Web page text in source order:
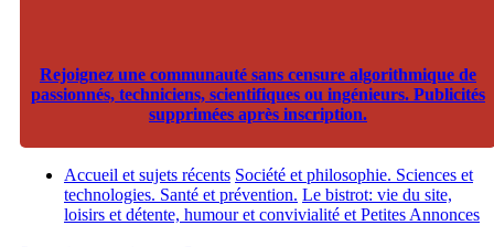
Rejoignez une communauté sans censure algorithmique de
passionnés, techniciens, scientifiques ou ingénieurs. Publicités
supprimées après inscription.
Accueil et sujets récents Société et philosophie. Sciences et
technologies. Santé et prévention. Le bistrot: vie du site,
loisirs et détente, humour et convivialité et Petites Annonces